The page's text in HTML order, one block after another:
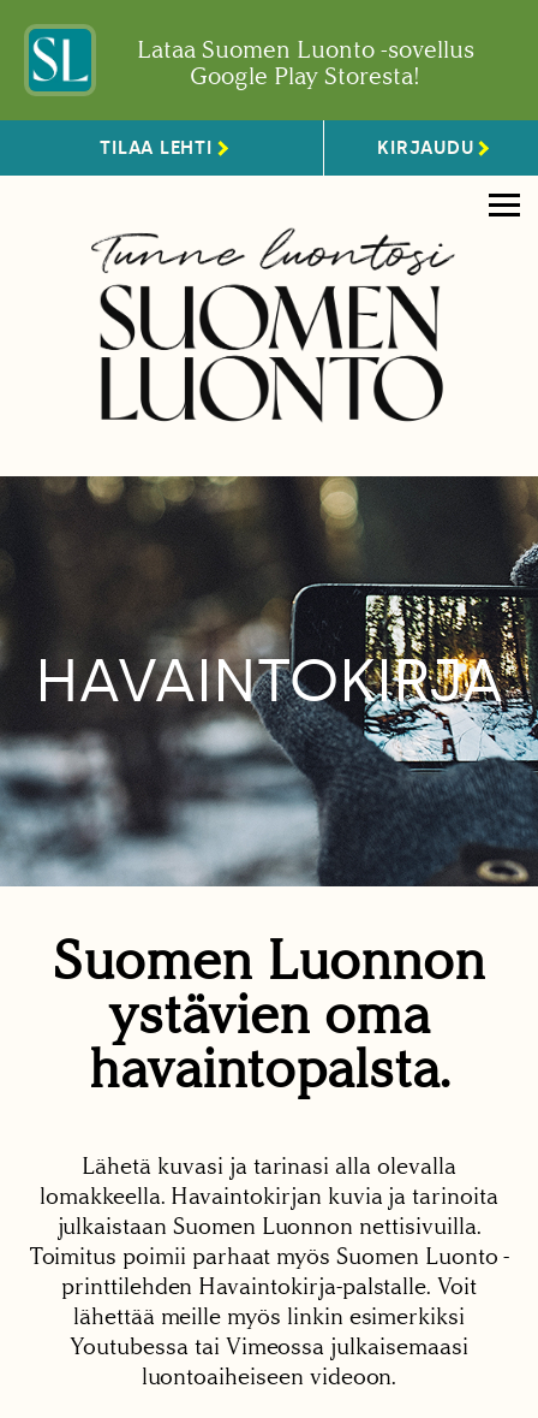
Lataa Suomen Luonto -sovellus
Google Play Storesta!
TILAA LEHTI KIRJAUDU
HAVAINTOKIRJA
Suomen Luonnon
ystävien oma
havaintopalsta.
Lähetä kuvasi ja tarinasi alla olevalla
lomakkeella. Havaintokirjan kuvia ja tarinoita
julkaistaan Suomen Luonnon nettisivuilla.
Toimitus poimii parhaat myös Suomen Luonto -
printtilehden Havaintokirja-palstalle. Voit
lähettää meille myös linkin esimerkiksi
Youtubessa tai Vimeossa julkaisemaasi
luontoaiheiseen videoon.